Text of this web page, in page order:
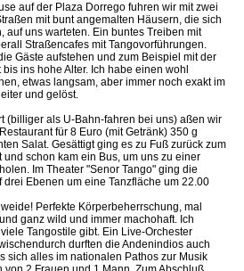
auf der Plaza Dorrego fuhren wir mit zwei
mit bunt angemalten Häusern, die sich
auf uns warteten. Ein buntes Treiben mit
Straßencafes mit Tangovorführungen.
Gäste aufstehen und zum Beispiel mit der
ins hohe Alter. Ich habe einen wohl
etwas langsam, aber immer noch exakt im
und gelöst.
(billiger als U-Bahn-fahren bei uns) aßen wir
für 8 Euro (mit Getränk) 350 g
Salat. Gesättigt ging es zu Fuß zurück zum
und schon kam ein Bus, um uns zu einer
Im Theater "Senor Tango" ging die
drei Ebenen um eine Tanzfläche um 22.00
Perfekte Körperbeherrschung, mal
ganz wild und immer machohaft. Ich
Tangostile gibt. Ein Live-Orchester
durften die Andenindios auch
sich alles im nationalen Pathos zur Musik